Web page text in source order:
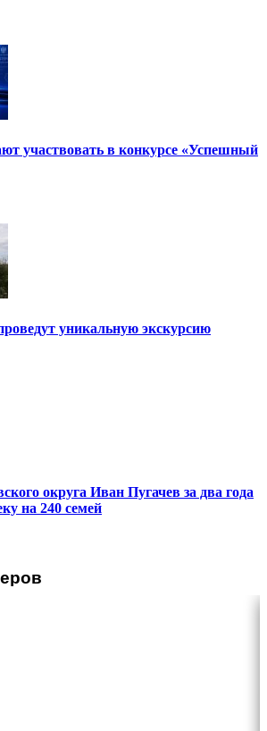
участвовать в конкурсе «Успешный
уникальную экскурсию
округа Иван Пугачев за два года
на 240 семей